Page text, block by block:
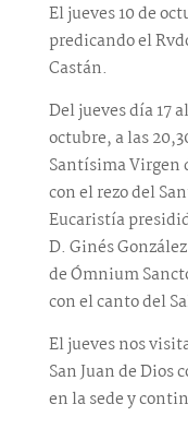
El jueves 10 de
predicando el
Castán.
Del jueves día 17
octubre, a las
Santísima Virgen
con el rezo del
Eucaristía
D. Ginés
de Ómnium
con el canto del
El jueves nos
San Juan de Dios
en la sede y